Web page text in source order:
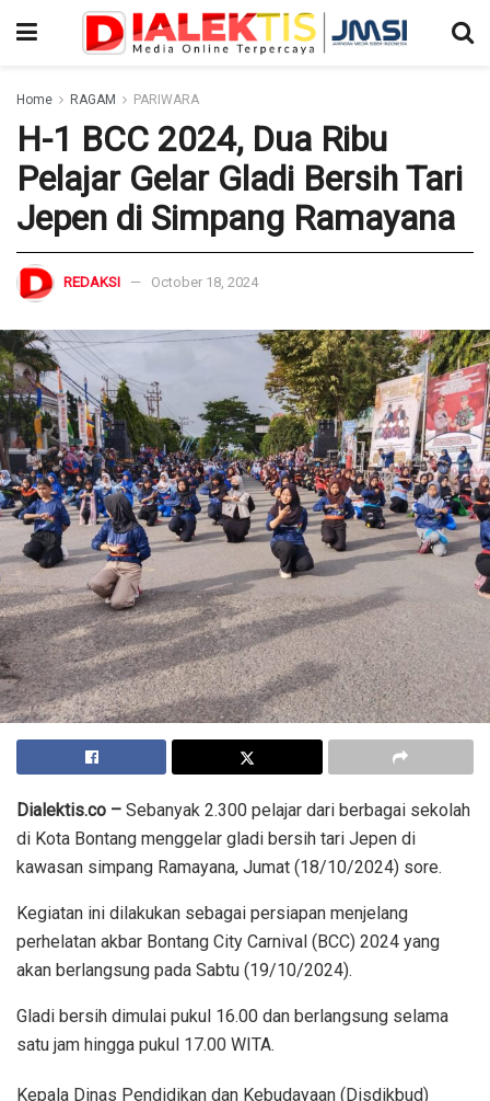
Home RAGAM PARIWARA
H-1 BCC 2024, Dua Ribu
Pelajar Gelar Gladi Bersih Tari
Jepen di Simpang Ramayana
REDAKSI October 18, 2024
Dialektis.co – Sebanyak 2.300 pelajar dari berbagai sekolah
di Kota Bontang menggelar gladi bersih tari Jepen di
kawasan simpang Ramayana, Jumat (18/10/2024) sore.
Kegiatan ini dilakukan sebagai persiapan menjelang
perhelatan akbar Bontang City Carnival (BCC) 2024 yang
akan berlangsung pada Sabtu (19/10/2024).
Gladi bersih dimulai pukul 16.00 dan berlangsung selama
satu jam hingga pukul 17.00 WITA.
Kepala Dinas Pendidikan dan Kebudayaan (Disdikbud)